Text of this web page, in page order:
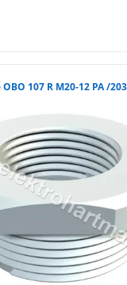
redukce OBO